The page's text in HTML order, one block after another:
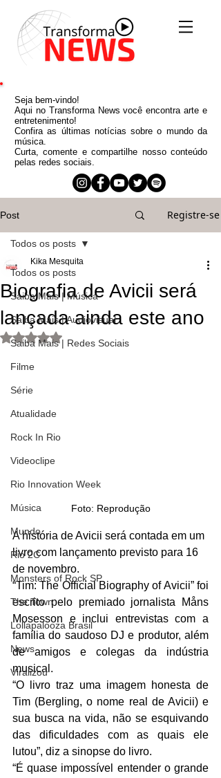
Seja bem-vindo!
Aqui no Transforma News você encontra arte e
entretenimento!
Confira as últimas notícias sobre o mundo da
música.
Curta, comente e compartilhe nosso conteúdo
pelas redes sociais.
Post Registre-se
Todos os posts
Saiba Mais | Música
Saiba Mais | Audiovisual
Saiba Mais | Redes Sociais
Filme
Série
Atualidade
Rock In Rio
Videoclipe
Rio Innovation Week
Música
Mundo
Rio 2C
Monsters of Rock SP
The Town
Lollapalooza Brasil
News
Viralizou
Todos os posts
Biografia de Avicii será
lançada ainda este ano
Kika Mesquita
Avaliado com NaN de 5 estrelas.
Foto: Reprodução
A história de Avicii será contada em um
livro com lançamento previsto para 16
de novembro.
“Tim: The Official Biography of Avicii” foi
escrito pelo premiado jornalista Måns
Mosesson e inclui entrevistas com a
família do saudoso DJ e produtor, além
de amigos e colegas da indústria
musical.
“O livro traz uma imagem honesta de
Tim (Bergling, o nome real de Avicii) e
sua busca na vida, não se esquivando
das dificuldades com as quais ele
lutou”, diz a sinopse do livro.
“É quase impossível entender o grande